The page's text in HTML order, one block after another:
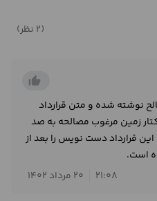
(2 نظر)
thumb_up_alt
نوشته شده و متن قرارداد
عرف و عقل است مثلا ۲ هکتار زمین مرغوب مصالحه به صد
قرارداد دست نویس را بعد از
است.
21:08
20 مرداد 1402